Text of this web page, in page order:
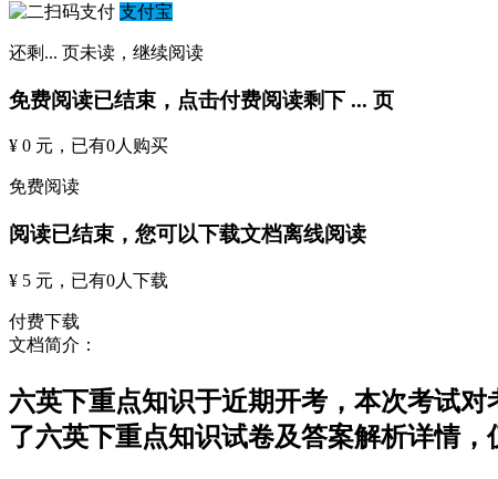
支付宝
还剩 ... 页未读， 继续阅读
免费阅读已结束，点击付费阅读剩下 ... 页
¥ 0 元 ，已有0人购买
免费阅读
阅读已结束，您可以下载文档离线阅读
¥ 5 元 ，已有0人下载
付费下载
文档简介：
六英下重点知识于近期开考，本次考试
了六英下重点知识试卷及答案解析详情，